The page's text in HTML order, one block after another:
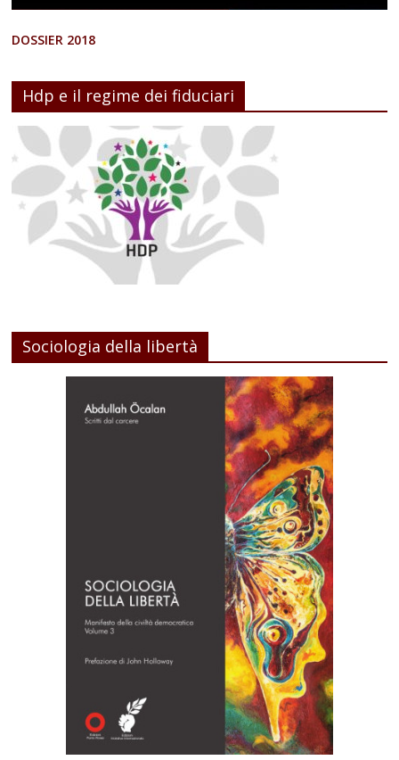
DOSSIER 2018
Hdp e il regime dei fiduciari
Sociologia della libertà